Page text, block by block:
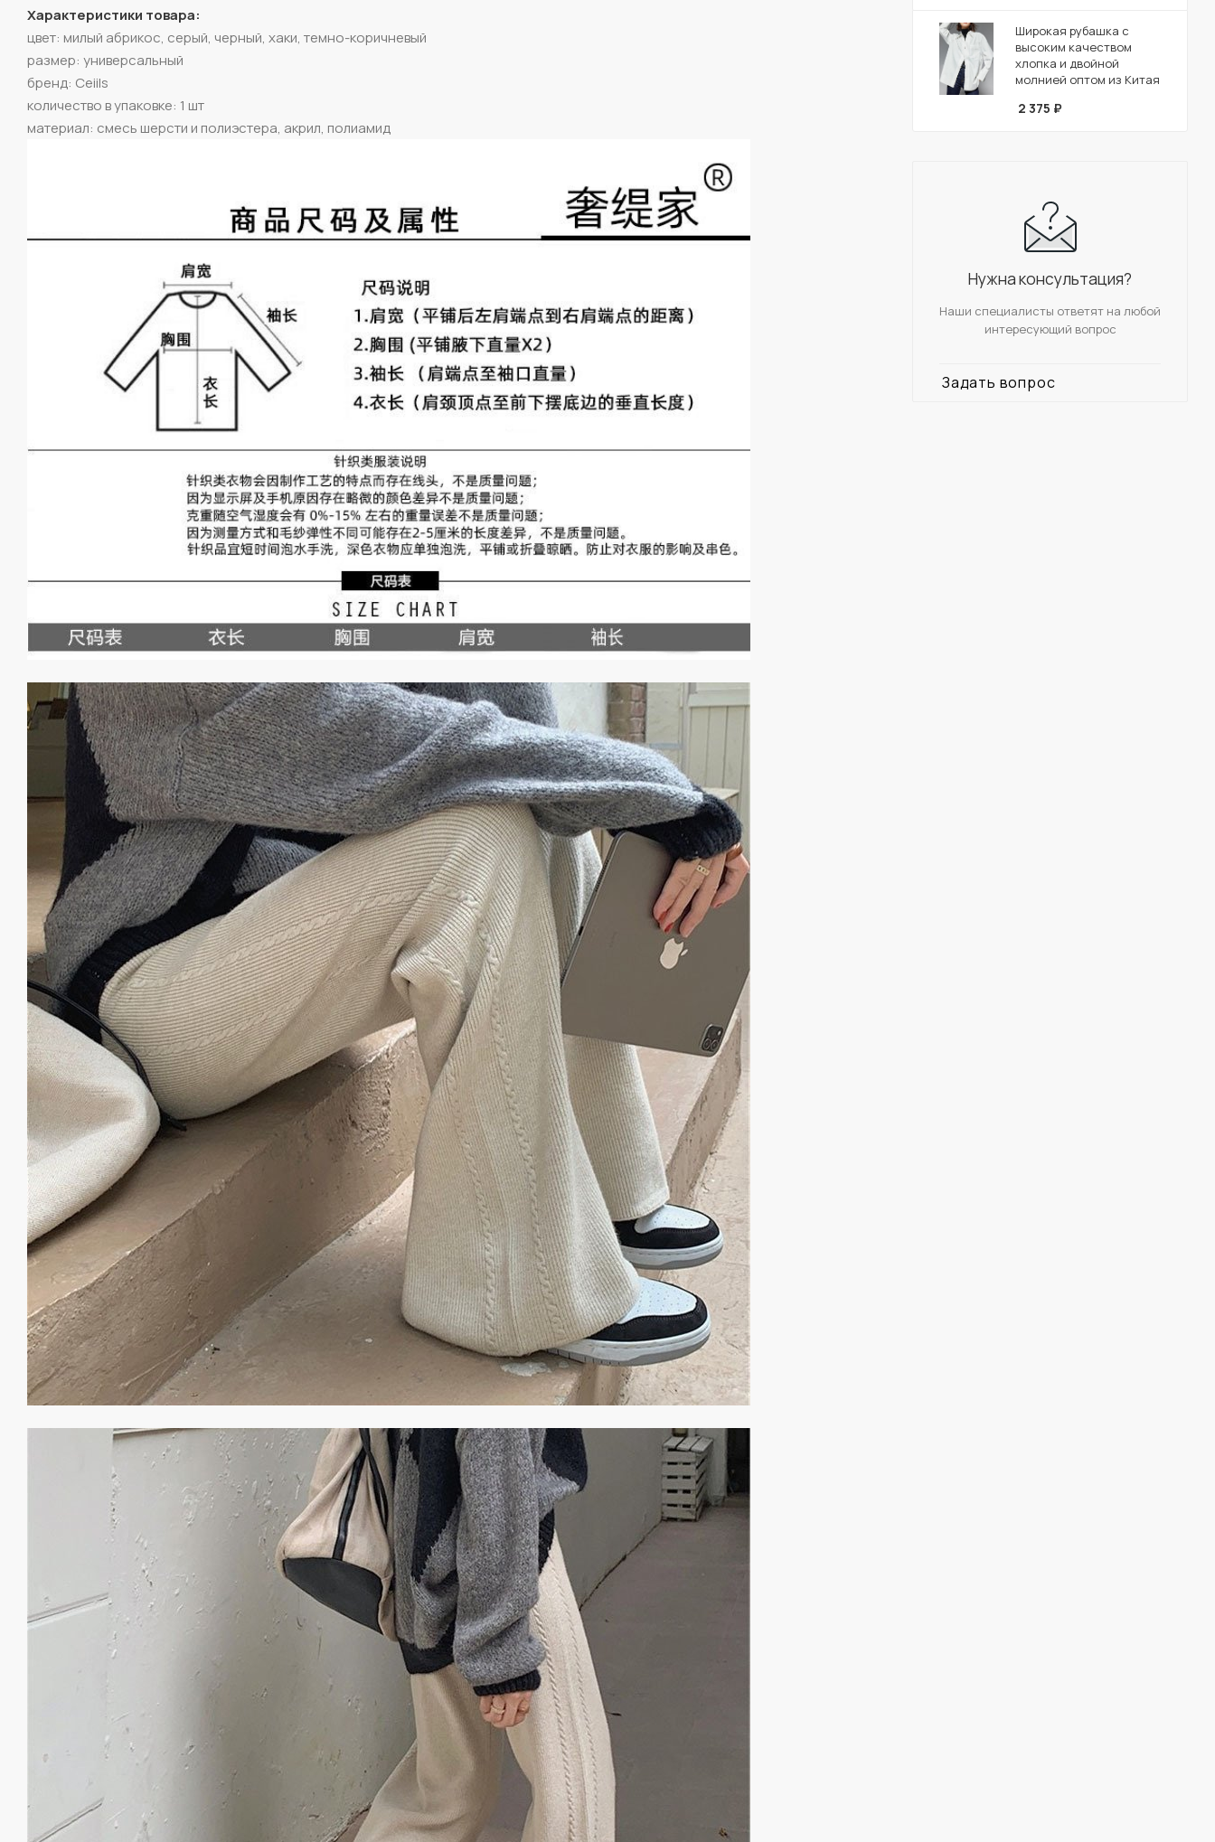
Характеристики товара:
цвет: милый абрикос, серый, черный, хаки, темно-коричневый
размер: универсальный
бренд: Ceiils
количество в упаковке: 1 шт
материал: смесь шерсти и полиэстера, акрил, полиамид
Широкая рубашка с
высоким качеством
хлопка и двойной
молнией оптом из Китая
2 375 ₽
Нужна консультация?
Наши специалисты ответят на любой
интересующий вопрос
Задать вопрос